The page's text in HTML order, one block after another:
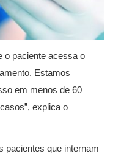
o paciente acessa o
Estamos
em menos de 60
explica o
pacientes que internam